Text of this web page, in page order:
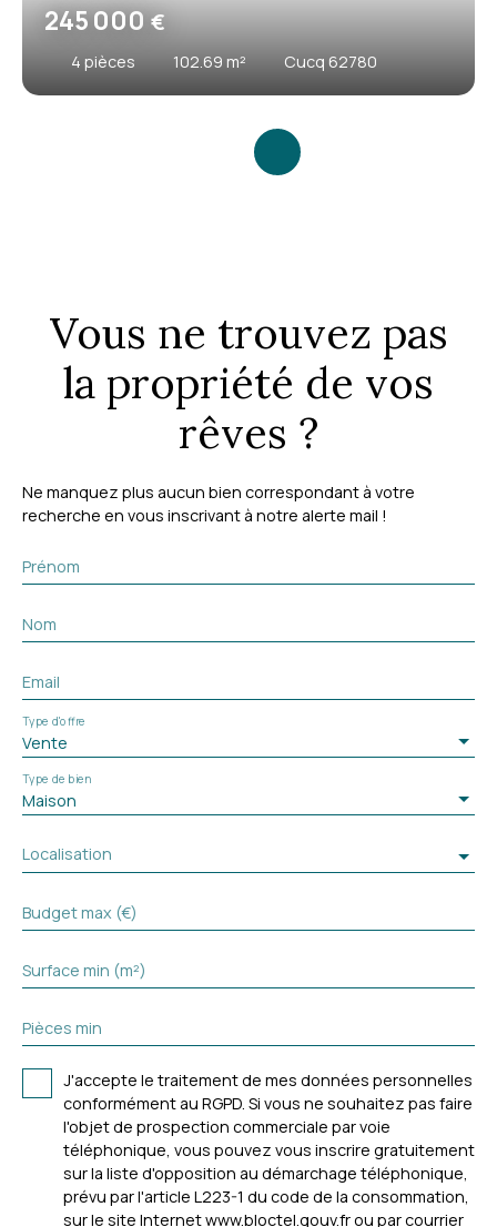
245 000€
4 pièces 102.69 m² Cucq 62780
Vous ne trouvez pas
la propriété de vos
rêves ?
Ne manquez plus aucun bien correspondant à votre
recherche en vous inscrivant à notre alerte mail !
Prénom
Nom
Email
Vente
Type d'offre
Maison
Type de bien
Localisation
Budget max (€)
Surface min (m²)
Pièces min
J'accepte le traitement de mes données personnelles
conformément au RGPD. Si vous ne souhaitez pas faire
l'objet de prospection commerciale par voie
téléphonique, vous pouvez vous inscrire gratuitement
sur la liste d'opposition au démarchage téléphonique,
prévu par l'article L223-1 du code de la consommation,
sur le site Internet www.bloctel.gouv.fr ou par courrier